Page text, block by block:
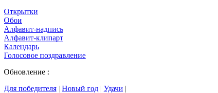
Открытки
Обои
Алфавит-надпись
Алфавит-клипарт
Календарь
Голосовое поздравление
Обновление :
Для победителя | Новый год | Удачи |